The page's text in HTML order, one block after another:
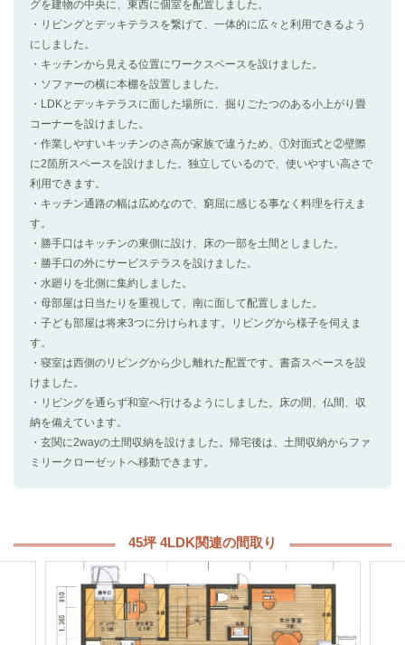
グを建物の中央に、東西に個室を配置しました。
・リビングとデッキテラスを繋げて、一体的に広々と利用できるよう
にしました。
・キッチンから見える位置にワークスペースを設けました。
・ソファーの横に本棚を設置しました。
・LDKとデッキテラスに面した場所に、掘りごたつのある小上がり畳
コーナーを設けました。
・作業しやすいキッチンのさ高が家族で違うため、①対面式と②壁際
に2箇所スペースを設けました。独立しているので、使いやすい高さで
利用できます。
・キッチン通路の幅は広めなので、窮屈に感じる事なく料理を行えま
す。
・勝手口はキッチンの東側に設け、床の一部を土間としました。
・勝手口の外にサービステラスを設けました。
・水廻りを北側に集約しました。
・母部屋は日当たりを重視して、南に面して配置しました。
・子ども部屋は将来3つに分けられます。リビングから様子を伺えま
す。
・寝室は西側のリビングから少し離れた配置です。書斎スペースを設
けました。
・リビングを通らず和室へ行けるようにしました。床の間、仏間、収
納を備えています。
・玄関に2wayの土間収納を設けました。帰宅後は、土間収納からファ
ミリークローゼットへ移動できます。
45坪 4LDK関連の間取り